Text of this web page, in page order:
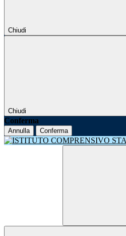
Chiudi
Chiudi
Conferma
Annulla Conferma